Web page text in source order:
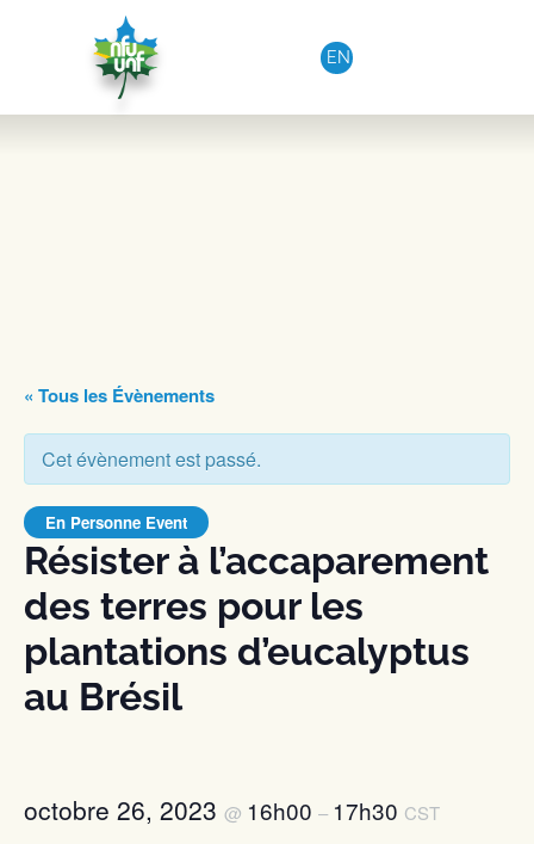
Aller au contenu
EN
« Tous les Évènements
Cet évènement est passé.
Résister à l’accaparement
des terres pour les
plantations d’eucalyptus
au Brésil
En Personne Event
octobre 26, 2023 @ 16h00 – 17h30 CST